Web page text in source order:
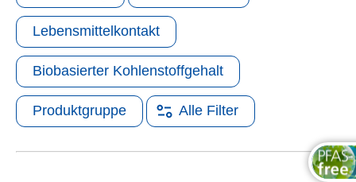
Lebensmittelkontakt
Biobasierter Kohlenstoffgehalt
Produktgruppe Alle Filter